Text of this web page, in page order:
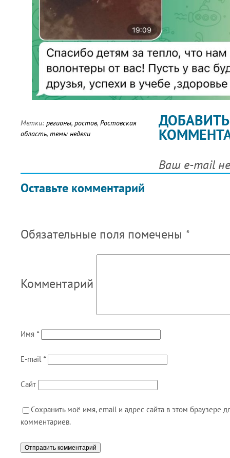
Метки: регионы, ростов, Ростовская
область, темы недели
Оставьте комментарий
ДОБАВИТЬ
Ваш e-mail
Обязательные поля помечены *
Комментарий
Имя *
E-mail *
Сайт
Сохранить моё имя, email и адрес сайта в этом браузере
комментариев.